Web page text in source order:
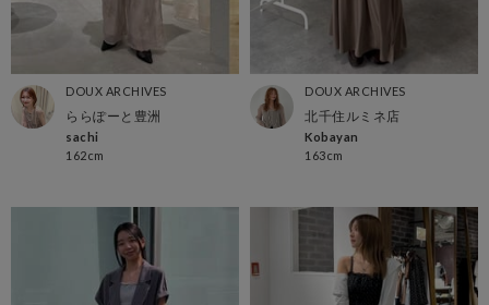
DOUX ARCHIVES
ららぽーと豊洲
sachi
162cm
DOUX ARCHIVES
北千住ルミネ店
Kobayan
163cm